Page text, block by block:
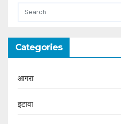
Categories
आगरा
इटावा